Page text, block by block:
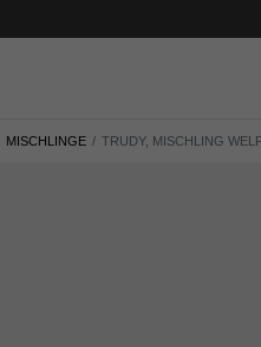
MISCHLINGE TRUDY, MISCHLING